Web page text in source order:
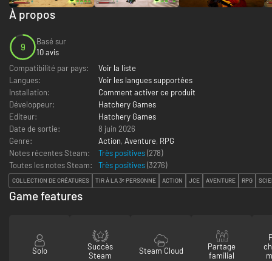
À propos
9
Basé sur
10 avis
Compatibilité par pays:
Voir la liste
Langues:
Voir les langues supportées
Installation:
Comment activer ce produit
Développeur:
Hatchery Games
Editeur:
Hatchery Games
Date de sortie:
8 juin 2026
Genre:
Action, Aventure, RPG
Notes récentes Steam:
Très positives(278)
Toutes les notes Steam:
Très positives(3276)
COLLECTION DE CRÉATURES TIR À LA 3ᵉ PERSONNE ACTION JCE AVENTURE RPG
Game features
Solo
Succès
Steam
Steam Cloud
Partage
familial